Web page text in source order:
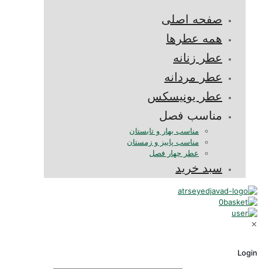
صفحه اصلی
همه عطرها
عطر زنانه
عطر مردانه
عطر یونیسکس
مناسب فصل
مناسب بهار و تابستان
مناسب پاییز و زمستان
عطر چهار فصل
سبد خرید
0
✕
Login